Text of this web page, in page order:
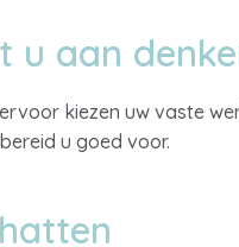
u aan
kiezen uw vaste
u goed voor.